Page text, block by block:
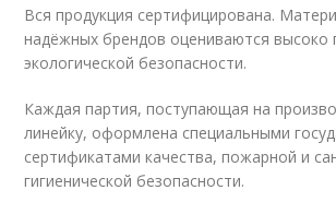
Вся продукция сертифицирована.
надёжных брендов оцениваются высоко
экологической безопасности.
Каждая партия, поступающая на
линейку, оформлена специальными
сертификатами качества, пожарной и
гигиенической безопасности.